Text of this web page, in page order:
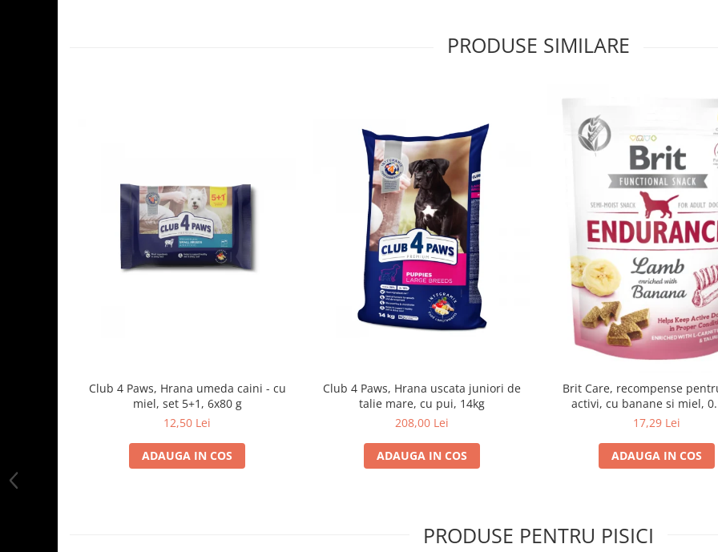
PRODUSE SIMILARE
Club 4 Paws, Hrana umeda caini - cu
miel, set 5+1, 6x80 g
12,50 Lei
ADAUGA IN COS
Club 4 Paws, Hrana uscata juniori de
talie mare, cu pui, 14kg
208,00 Lei
ADAUGA IN COS
Brit Care, recompense
activi, cu banane si miel,
17,29 Lei
ADAUGA IN COS
PRODUSE PENTRU PISICI